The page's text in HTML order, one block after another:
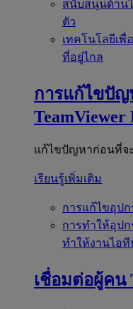
สนับสนุนด้าน
ตัว
เทคโนโลยีเพื่
ที่อยู่ไกล
การแก้ไขปัญ
TeamViewer
แก้ไขปัญหาก่อนที่จ
เรียนรู้เพิ่มเติม
การแก้ไขอุป
การทำให้อุป
ทำให้งานไอ
เชื่อมต่อผู้คน